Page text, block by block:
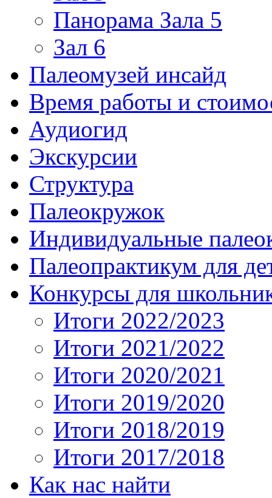
Панорама Зала 5
Зал 6
Палеомузей инсайд
Время работы и
Аудиогид
Экскурсии
Структура
Палеокружок
Индивидуальные
Палеопрактикум для
Конкурсы для
Итоги 2022/2023
Итоги 2021/2022
Итоги 2020/2021
Итоги 2019/2020
Итоги 2018/2019
Итоги 2017/2018
Как нас найти